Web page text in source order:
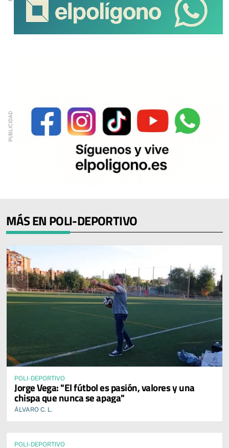
MÁS EN POLI-DEPORTIVO
POLI-DEPORTIVO
Jorge Vega: "El fútbol es pasión, valores y una
chispa que nunca se apaga"
ÁLVARO C. L.
POLI-DEPORTIVO